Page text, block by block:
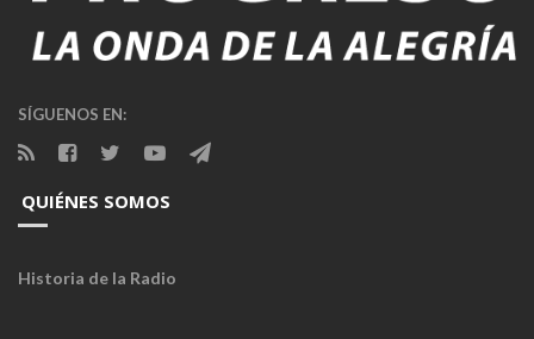
SÍGUENOS EN:
QUIÉNES SOMOS
Historia de la Radio